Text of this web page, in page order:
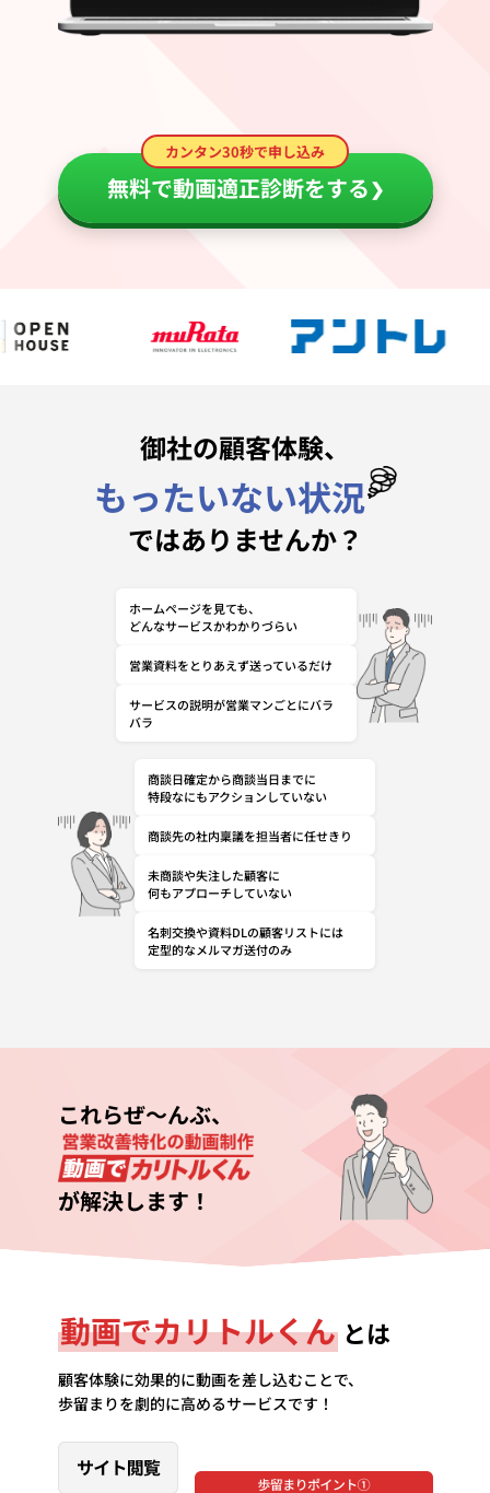
カンタン30秒で申し込み
無料で動画適正診断をする❯
御社の顧客体験、
もったいない状況
ではありませんか？
ホームページを見ても、
どんなサービスかわかりづらい
営業資料をとりあえず送っているだけ
サービスの説明が営業マンごとにバラ
バラ
商談日確定から商談当日までに
特段なにもアクションしていない
商談先の社内稟議を担当者に任せきり
未商談や失注した顧客に
何もアプローチしていない
名刺交換や資料DLの顧客リストには
定型的なメルマガ送付のみ
これらぜ～んぶ、
が解決します！
動画でカリトルくん とは
顧客体験に効果的に動画を差し込むことで、
歩留まりを劇的に高めるサービスです！